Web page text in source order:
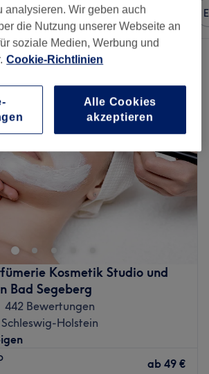
Beliebiger Preis Marken
make-up in Bad Segeberg, Schleswig-Holstein
Kosmetik Studio und
Bad Segeberg
442 Bewertungen
Holstein
ab 49 €
analysieren. Wir geben auch
die Nutzung unserer Webseite an
soziale Medien, Werbung und
Cookie-Richtlinien
Alle Cookies
akzeptieren